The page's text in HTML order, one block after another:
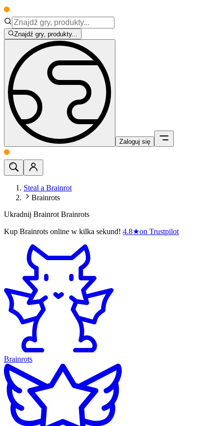
Znajdź gry, produkty...
Zaloguj się
Steal a Brainrot
Brainrots
Ukradnij Brainrot Brainrots
Kup Brainrots online w kilka sekund! 4.8★on Trustpilot
Brainrots